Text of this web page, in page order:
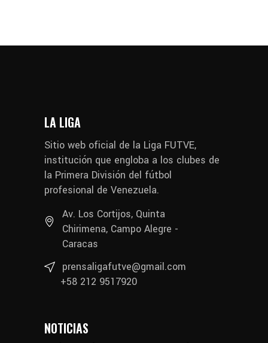
LA LIGA
Sitio web oficial de la Liga FUTVE,
institución que engloba a los clubes de
la Primera División del fútbol
profesional de Venezuela.
Av. Los Cortijos, Quinta
Chirimena, Campo Alegre -
Caracas
prensaligafutve@gmail.com
+58 212 9517920
NOTICIAS